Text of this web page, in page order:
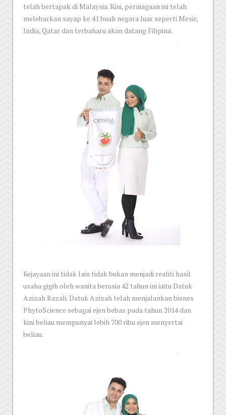
telah bertapak di Malaysia. Kini, perniagaan ini telah
melebarkan sayap ke 41 buah negara luar seperti Mesir,
India, Qatar dan terbaharu akan datang Filipina.
Kejayaan ini tidak lain tidak bukan menjadi realiti hasil
usaha gigih oleh wanita berusia 42 tahun ini iaitu Datuk
Azizah Razali. Datuk Azizah telah menjalankan bisnes
PhytoScience sebagai ejen bebas pada tahun 2014 dan
kini beliau mempunyai lebih 700 ribu ejen menyertai
beliau.